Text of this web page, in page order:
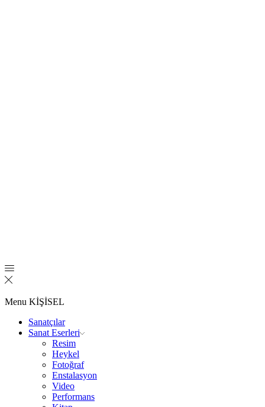
Menu KİŞİSEL
Sanatçılar
Sanat Eserleri
Resim
Heykel
Fotoğraf
Enstalasyon
Video
Performans